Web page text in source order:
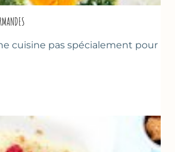
cuisine pas spécialement pour